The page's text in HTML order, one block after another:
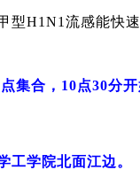
型H1N1流感能快
集合，10点30分
工学院北面江边。